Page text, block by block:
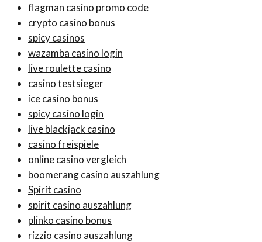
flagman casino promo code
crypto casino bonus
spicy casinos
wazamba casino login
live roulette casino
casino testsieger
ice casino bonus
spicy casino login
live blackjack casino
casino freispiele
online casino vergleich
boomerang casino auszahlung
Spirit casino
spirit casino auszahlung
plinko casino bonus
rizzio casino auszahlung